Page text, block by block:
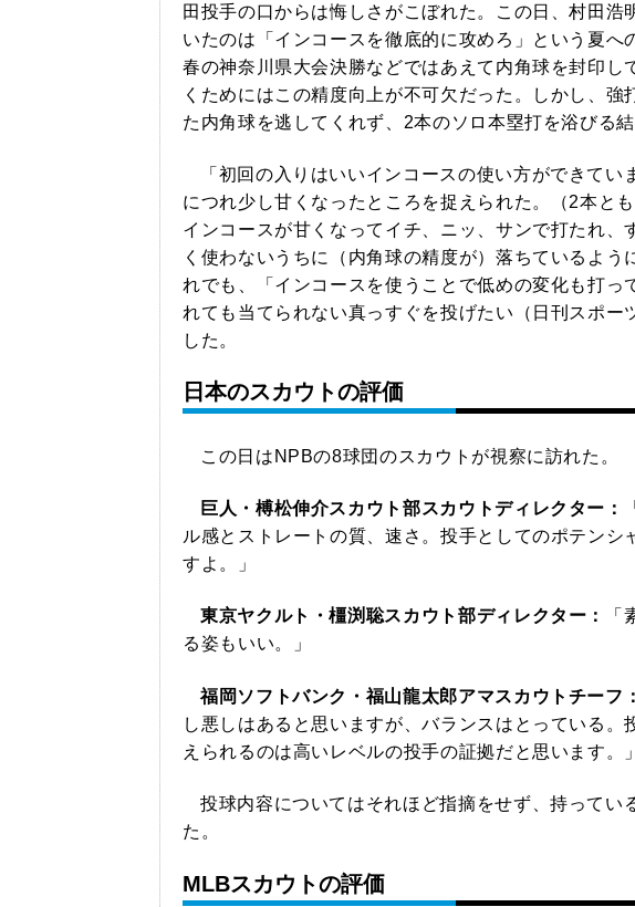
田投手の口からは悔しさがこぼれた。この日、村田浩
いたのは「インコースを徹底的に攻めろ」という夏へ
春の神奈川県大会決勝などではあえて内角球を封印し
くためにはこの精度向上が不可欠だった。しかし、強
た内角球を逃してくれず、2本のソロ本塁打を浴びる結
「初回の入りはいいインコースの使い方ができてい
につれ少し甘くなったところを捉えられた。（2本と
インコースが甘くなってイチ、ニッ、サンで打たれ、
く使わないうちに（内角球の精度が）落ちているよう
れでも、「インコースを使うことで低めの変化も打っ
れても当てられない真っすぐを投げたい（日刊スポー
した。
日本のスカウトの評価
この日はNPBの8球団のスカウトが視察に訪れた。
巨人・榑松伸介スカウト部スカウトディレクター：
ル感とストレートの質、速さ。投手としてのポテンシ
すよ。」
東京ヤクルト・橿渕聡スカウト部ディレクター：
る姿もいい。」
福岡ソフトバンク・福山龍太郎アマスカウトチーフ：
し悪しはあると思いますが、バランスはとっている。
えられるのは高いレベルの投手の証拠だと思います。」
投球内容についてはそれほど指摘をせず、持ってい
た。
MLBスカウトの評価